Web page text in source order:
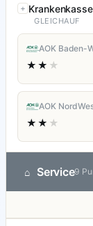
GLEICHAUF
AOK Baden-
★★ ★
AOK
★★ ★
⌂ Service9